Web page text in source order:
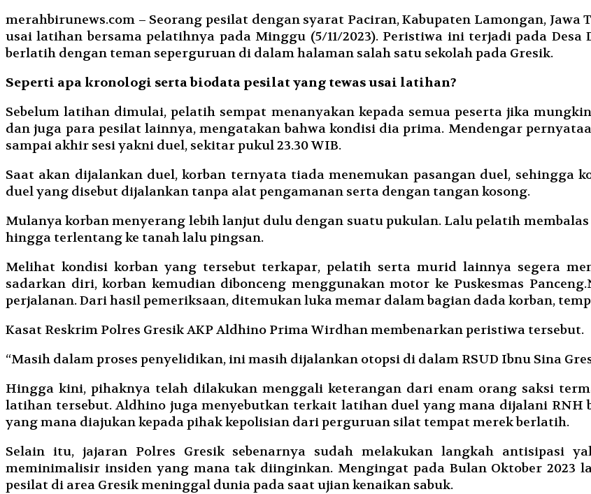
merahbirunews.com – Seorang pesilat dengan syarat Paciran, Kabupaten Lamongan,
usai latihan bersama pelatihnya pada Minggu (5/11/2023). Peristiwa ini terjadi pada Desa
berlatih dengan teman seperguruan di dalam halaman salah satu sekolah pada Gresik.
Seperti apa kronologi serta biodata pesilat yang tewas usai latihan?
Sebelum latihan dimulai, pelatih sempat menanyakan kepada semua peserta jika
dan juga para pesilat lainnya, mengatakan bahwa kondisi dia prima. Mendengar
sampai akhir sesi yakni duel, sekitar pukul 23.30 WIB.
Saat akan dijalankan duel, korban ternyata tiada menemukan pasangan duel, sehingga
duel yang disebut dijalankan tanpa alat pengamanan serta dengan tangan kosong.
Mulanya korban menyerang lebih lanjut dulu dengan suatu pukulan. Lalu pelatih
hingga terlentang ke tanah lalu pingsan.
Melihat kondisi korban yang tersebut terkapar, pelatih serta murid lainnya segera
sadarkan diri, korban kemudian dibonceng menggunakan motor ke Puskesmas
perjalanan. Dari hasil pemeriksaan, ditemukan luka memar dalam bagian dada korban,
Kasat Reskrim Polres Gresik AKP Aldhino Prima Wirdhan membenarkan peristiwa tersebut.
“Masih dalam proses penyelidikan, ini masih dijalankan otopsi di dalam RSUD Ibnu Sina
Hingga kini, pihaknya telah dilakukan menggali keterangan dari enam orang saksi
latihan tersebut. Aldhino juga menyebutkan terkait latihan duel yang mana dijalani RNH
yang mana diajukan kepada pihak kepolisian dari perguruan silat tempat merek berlatih.
Selain itu, jajaran Polres Gresik sebenarnya sudah melakukan langkah
meminimalisir insiden yang mana tak diinginkan. Mengingat pada Bulan Oktober 2023
pesilat di area Gresik meninggal dunia pada saat ujian kenaikan sabuk.